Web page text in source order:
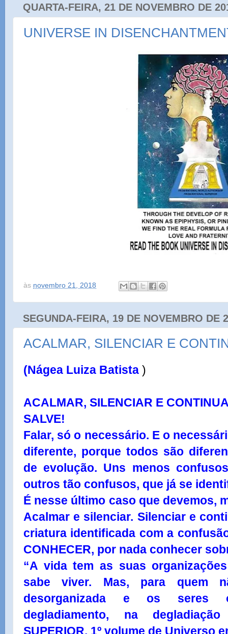
QUARTA-FEIRA, 21 DE NOVEMBRO DE
UNIVERSE IN
às novembro 21, 2018
SEGUNDA-FEIRA, 19 DE NOVEMBRO DE
ACALMAR, SILENCIAR E
(Nágea Luiza Batista )
ACALMAR, SILENCIAR E
SALVE!
Falar, só o necessário. E o
diferente, porque todos são
de evolução. Uns menos
outros tão confusos, que já se
É nesse último caso que devemos,
Acalmar e silenciar. Silenciar e
criatura identificada com a
CONHECER, por nada conhecer
“A vida tem as suas
sabe viver. Mas, para quem
desorganizada e os seres
degladiamento, na
SUPERIOR, 1º volume de Universo